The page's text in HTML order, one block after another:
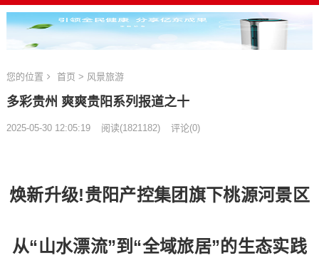
您的位置 首页 > 风景旅游
多彩贵州 爽爽贵阳系列报道之十
2025-05-30 12:05:19 阅读(1821182) 评论(0)
焕新升级!贵阳产控集团旗下桃源河景区
从“山水漂流”到“全域旅居”的生态实践